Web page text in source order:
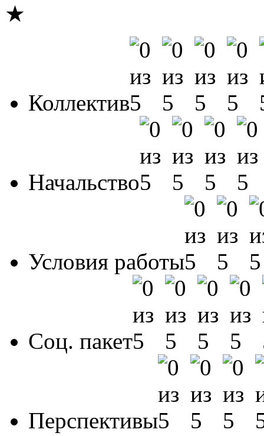
★
Коллектив
Начальство
Условия работы
Соц. пакет
Перспективы